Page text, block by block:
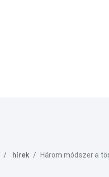
hírek Három módszer a